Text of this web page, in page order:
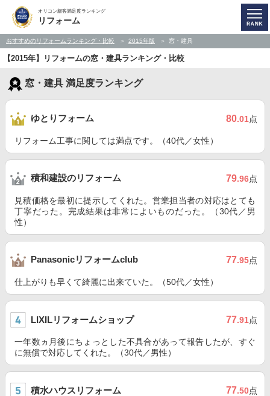
オリコン顧客満足度ランキング
リフォーム
おすすめのリフォームランキング・比較 2015年版 窓・建具
【2015年】リフォームの窓・建具ランキング・比較
窓・建具 満足度ランキング
ゆとりフォーム 80.01点
リフォーム工事に関しては満点です。（40代／女性）
積和建設のリフォーム 79.96点
見積価格を最初に提示してくれた。営業担当者の対応はとても
丁寧だった。完成結果は非常によいものだった。（30代／男
性）
Panasonicリフォームclub 77.95点
仕上がりも早くて綺麗に出来ていた。（50代／女性）
LIXILリフォームショップ 77.91点
一年数ヵ月後にちょっとした不具合があって報告したが、すぐ
に無償で対応してくれた。（30代／男性）
積水ハウスリフォーム 77.50点